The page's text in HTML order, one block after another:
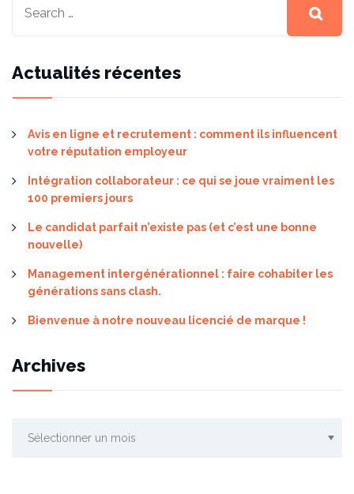
Actualités récentes
Avis en ligne et recrutement : comment ils influencent
votre réputation employeur
Intégration collaborateur : ce qui se joue vraiment les
100 premiers jours
Le candidat parfait n’existe pas (et c’est une bonne
nouvelle)
Management intergénérationnel : faire cohabiter les
générations sans clash.
Bienvenue à notre nouveau licencié de marque !
Archives